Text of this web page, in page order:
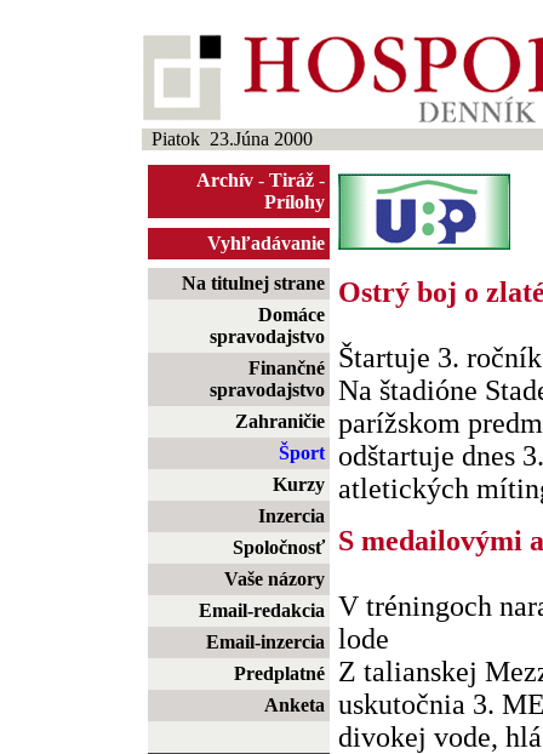
Piatok 23.Júna 2000
Archív - Tiráž -
Prílohy
Vyhľadávanie
Na titulnej strane
Domáce
spravodajstvo
Finančné
spravodajstvo
Zahraničie
Šport
Kurzy
Inzercia
Spoločnosť
Vaše názory
Email-redakcia
Email-inzercia
Predplatné
Anketa
Ostrý boj o
Štartuje 3.
Na štadióne
parížskom
odštartuje dnes
atletických
S medailovými
V tréningoch
lode
Z talianskej
uskutočnia 3.
divokej vode,